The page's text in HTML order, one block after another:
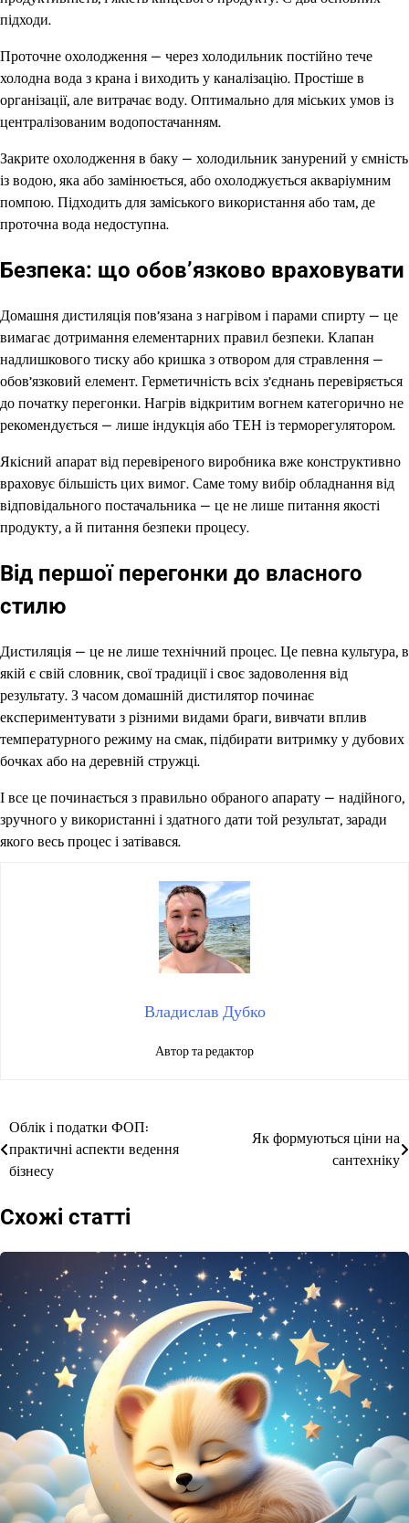
підходи.
Проточне охолодження — через холодильник постійно тече
холодна вода з крана і виходить у каналізацію. Простіше в
організації, але витрачає воду. Оптимально для міських умов із
централізованим водопостачанням.
Закрите охолодження в баку — холодильник занурений у ємність
із водою, яка або замінюється, або охолоджується акваріумним
помпою. Підходить для заміського використання або там, де
проточна вода недоступна.
Безпека: що обов’язково враховувати
Домашня дистиляція пов’язана з нагрівом і парами спирту — це
вимагає дотримання елементарних правил безпеки. Клапан
надлишкового тиску або кришка з отвором для стравлення —
обов’язковий елемент. Герметичність всіх з’єднань перевіряється
до початку перегонки. Нагрів відкритим вогнем категорично не
рекомендується — лише індукція або ТЕН із терморегулятором.
Якісний апарат від перевіреного виробника вже конструктивно
враховує більшість цих вимог. Саме тому вибір обладнання від
відповідального постачальника — це не лише питання якості
продукту, а й питання безпеки процесу.
Від першої перегонки до власного
стилю
Дистиляція — це не лише технічний процес. Це певна культура, в
якій є свій словник, свої традиції і своє задоволення від
результату. З часом домашній дистилятор починає
експериментувати з різними видами браги, вивчати вплив
температурного режиму на смак, підбирати витримку у дубових
бочках або на деревній стружці.
І все це починається з правильно обраного апарату — надійного,
зручного у використанні і здатного дати той результат, заради
якого весь процес і затівався.
Владислав Дубко
Автор та редактор
Навігація
записів
Облік і податки ФОП:
практичні аспекти ведення
бізнесу
Як формуються ціни на
сантехніку
Схожі статті